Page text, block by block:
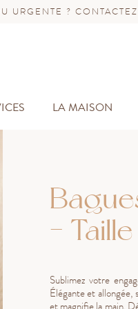
URGENTE ?
LA MAISON
-
Sublimez votre
Élégante et
et magnifie la main.